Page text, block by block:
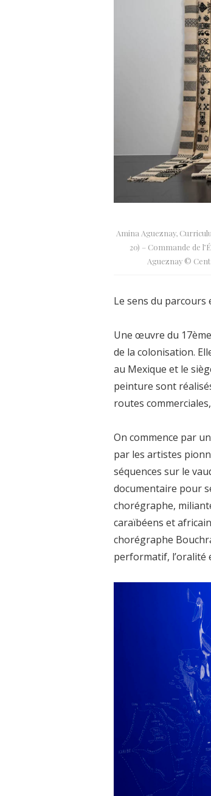
Amina Agueznay,
20) – Commande de
Agueznay ©
Le sens du parcours
Une œuvre du
de la colonisation.
au Mexique et le
peinture sont
routes
On commence par
par les artistes
séquences sur le
documentaire pour
chorégraphe,
caraïbéens et
chorégraphe
performatif, l’oralité